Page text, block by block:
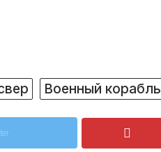
Военный корабль